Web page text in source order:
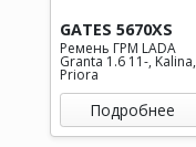
GATES 5670XS
Ремень ГРМ LADA
Granta 1.6 11-, Kalina,
Priora
Подробнее